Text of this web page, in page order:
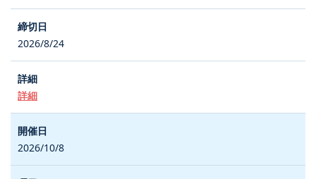
2026/8/24
詳細
2026/10/8